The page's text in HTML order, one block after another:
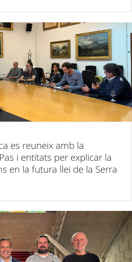
es reuneix amb la
i entitats per explicar la
en la futura llei de la Serra